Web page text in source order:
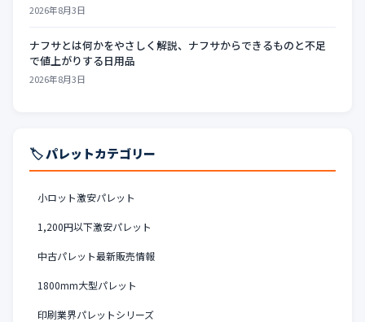
2026年8月3日
ナフサとは何かをやさしく解説、ナフサからできるものと不足
で値上がりする日用品
2026年8月3日
🏷️ パレットカテゴリー
小ロット激安パレット
1,200円以下激安パレット
中古パレット最新販売情報
1800mm大型パレット
印刷業界パレットシリーズ